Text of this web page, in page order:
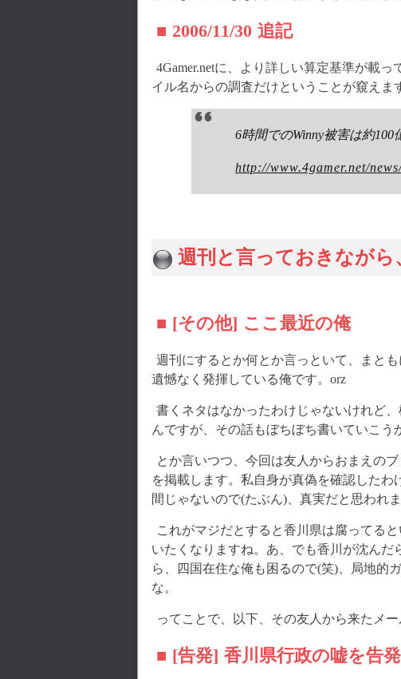
■ 2006/11/30 追記
4Gamer.netに、より詳しい算定基準が載
イル名からの調査だけということが窺えま
6時間でのWinny被害は約
http://www.4gamer.net/
週刊と言っておきなが
■ [その他] ここ最近の俺
週刊にするとか何とか言っといて、まと
遺憾なく発揮している俺です。orz
書くネタはなかったわけじゃないけれど
んですが、その話もぼちぼち書いていこう
とか言いつつ、今回は友人からおまえの
を掲載します。私自身が真偽を確認した
間じゃないので(たぶん)、真実だと思われま
これがマジだとすると香川県は腐ってる
いたくなりますね。あ、でも香川が沈ん
ら、四国在住な俺も困るので(笑)、局地的
な。
ってことで、以下、その友人から来たメー
■ [告発] 香川県行政の嘘を告発